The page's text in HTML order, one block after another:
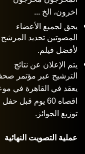
اخرون، الخ ...
يحق لجميع الأعضاء
المصوتين تحديد المرشح
لأفضل فيلم.
يتم الإعلان عن نتائج
الترشيح عبر مؤتمر
يعقد في القاهرة في
اقصاه 60 يوم قبل حفل
توزيع الجوائز.
عملية التصويت النهائية